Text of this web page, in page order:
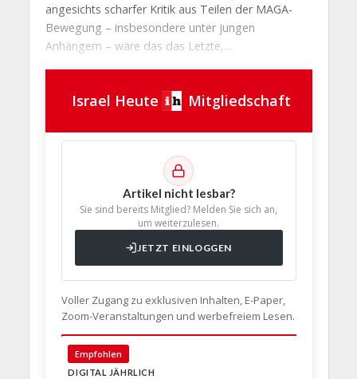
angesichts scharfer Kritik aus Teilen der MAGA-
Bewegung – insbesondere unter jungen
Anhängern – wäre das das Letzte,...
Israel Heute Mitgliedschaft
Artikel nicht lesbar?
Sie sind bereits Mitglied? Melden Sie sich an,
um weiterzulesen.
JETZT EINLOGGEN
Voller Zugang zu exklusiven Inhalten, E-Paper,
Zoom-Veranstaltungen und werbefreiem Lesen.
Empfohlen
DIGITAL JÄHRLICH